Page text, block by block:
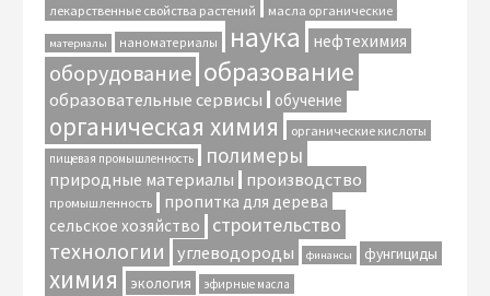
лекарственные свойства растений масла органические
материалы наноматериалы наука нефтехимия
оборудование образование
образовательные сервисы обучение
органическая химия органические кислоты
пищевая промышленность полимеры
природные материалы производство
промышленность
пропитка для дерева
сельское хозяйство
строительство
технологии углеводороды финансы фунгициды
химия экология эфирные масла